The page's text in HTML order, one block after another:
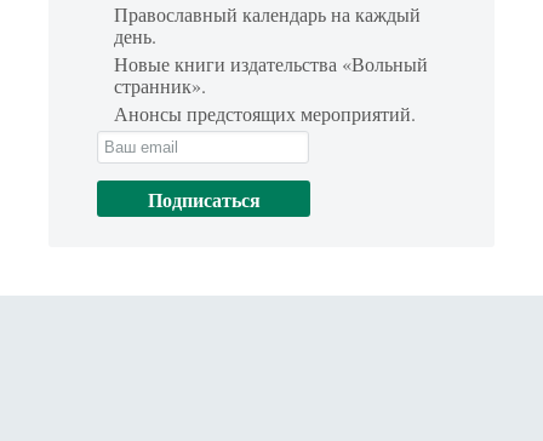
Православный календарь на каждый
день.
Новые книги издательства «Вольный
странник».
Анонсы предстоящих мероприятий.